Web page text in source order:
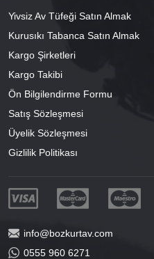
Yivsiz Av Tüfeği Satın Almak
Kurusıkı Tabanca Satın Almak
Kargo Şirketleri
Kargo Takibi
Ön Bilgilendirme Formu
Satış Sözleşmesi
Üyelik Sözleşmesi
Gizlilik Politikası
info@bozkurtav.com
0555 960 6271